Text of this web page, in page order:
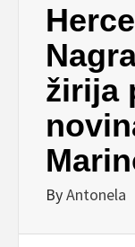
žirija
ByAntonela